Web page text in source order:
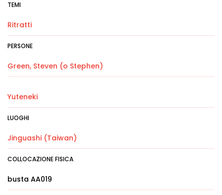
TEMI
Ritratti
PERSONE
Green, Steven (o Stephen)
Yuteneki
LUOGHI
Jinguashi (Taiwan)
COLLOCAZIONE FISICA
busta AA019